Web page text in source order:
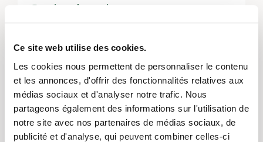
Ce site web utilise des cookies.
Les cookies nous permettent de personnaliser le contenu
et les annonces, d'offrir des fonctionnalités relatives aux
médias sociaux et d'analyser notre trafic. Nous
partageons également des informations sur l'utilisation de
notre site avec nos partenaires de médias sociaux, de
publicité et d'analyse, qui peuvent combiner celles-ci
Gestion du projet
Beat Bühlmann
Mirjam Müller-Bodmer
Roland Guntern